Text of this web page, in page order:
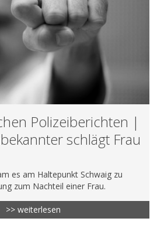
Polizeiberichten |
schlägt Frau
es am Haltepunkt Schwaig zu
zum Nachteil einer Frau.
>> weiterlesen